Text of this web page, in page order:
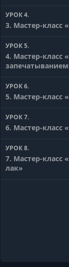
УРОК 4.
3. Мастер-класс
УРОК 5.
4. Мастер-класс
УРОК 6.
5. Мастер-класс
УРОК 7.
6. Мастер-класс
УРОК 8.
7. Мастер-класс
лак»